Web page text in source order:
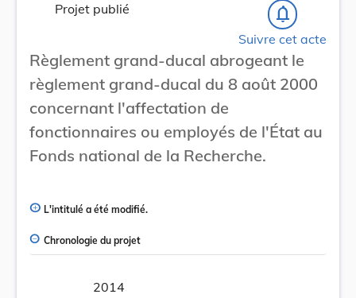
Projet publié notifications_none
Suivre cet acte
Règlement grand-ducal abrogeant le
règlement grand-ducal du 8 août 2000
concernant l'affectation de
fonctionnaires ou employés de l'État au
Fonds national de la Recherche.
L'intitulé a été modifié.
Chronologie du projet
2014